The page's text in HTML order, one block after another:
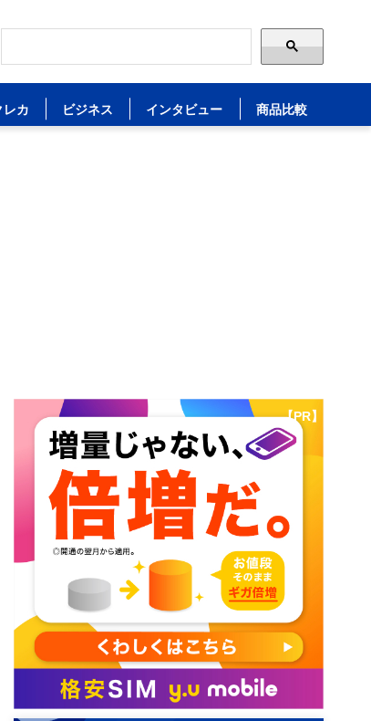
レカ ビジネス インタビュー 商品比較
【PR】